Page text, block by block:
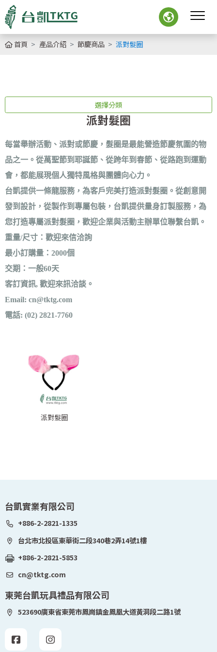
首頁 產品介紹 節慶商品 派對髮圈
選擇分類
派對髮圈
每當舉辦活動、派對或節慶，髮圈是最能營造節慶氛圍的物
品之一。從萬聖節到耶誕節、從跨年到春節、從路跑到運動
會，都能展現個人獨特風格與團體向心力 。
台凱提供一條龍服務，為客戶完美打造派對髮圈。從創意開
發到設計，從製作到專屬包裝，台凱提供量身訂製服務，為
您打造專屬派對髮圈，歡迎企業與活動主辦單位聯繫台凱。
重量/尺寸：歡迎來信洽詢
最小訂購量：2000個
交期：一般60天
客訂資訊, 歡迎來訊洽談。
Email: cn@tktg.com
電話: (02) 2821-7760
派對髮圈
台凱實業有限公司
+886-2-2821-1335
台北市北投區東華街二段340巷2弄14號1樓
+886-2-2821-5853
cn@tktg.com
東莞台凱玩具禮品有限公司
523690廣東省東莞市鳳崗鎮金鳳凰大道黃洞段二路1號